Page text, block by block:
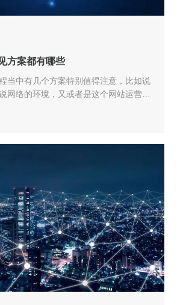
方案都有哪些
当中有几个方案特别值得注意，比如说
网络的环境，又或者是这个网站运营维
进行优化的话，这个网站虽然说也在不
起重视，而良好的优化可以让这个网站